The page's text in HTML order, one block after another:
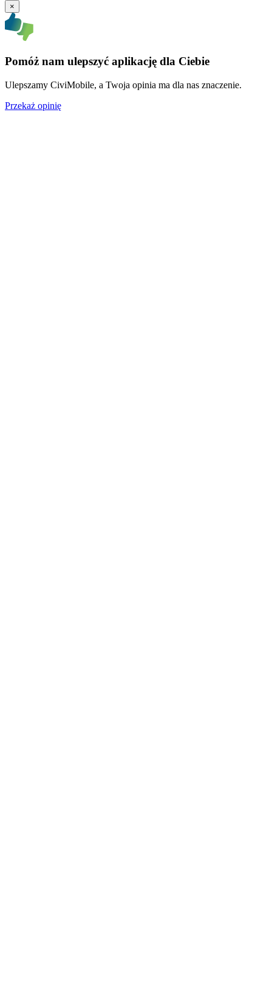
×
Pomóż nam ulepszyć aplikację dla Ciebie
Ulepszamy CiviMobile, a Twoja opinia ma dla nas znaczenie.
Przekaż opinię